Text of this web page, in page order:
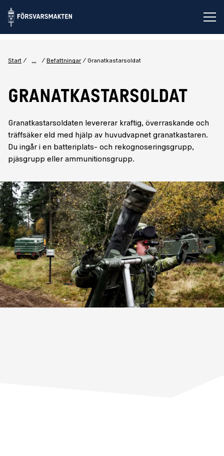
Start ... Befattningar Granatkastarsoldat
GRANATKASTARSOLDAT
Granatkastarsoldaten levererar kraftig, överraskande och
träffsäker eld med hjälp av huvudvapnet granatkastaren.
Du ingår i en batteriplats- och rekognoseringsgrupp,
pjäsgrupp eller ammunitionsgrupp.